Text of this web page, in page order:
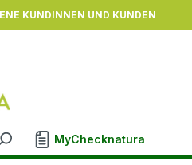
KUNDINNEN UND KUNDEN
MyChecknatura